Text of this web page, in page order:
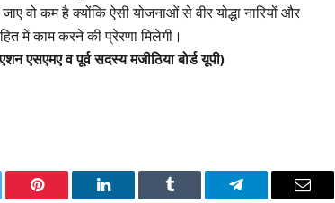
वो कम है क्योंकि ऐसी योजनाओं से वीर योद्धा नारियों और
में काम करने की प्रेरणा मिलेगी।
एसएमए व पूर्व सदस्य मजीठिया बोर्ड यूपी)
Pinterest LinkedIn Tumblr Telegram Email